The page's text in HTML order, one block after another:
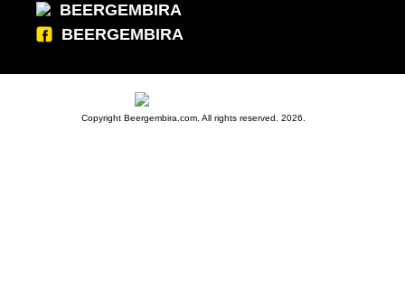
BEERGEMBIRA
BEERGEMBIRA
Copyright Beergembira.com. All rights reserved. 2026.